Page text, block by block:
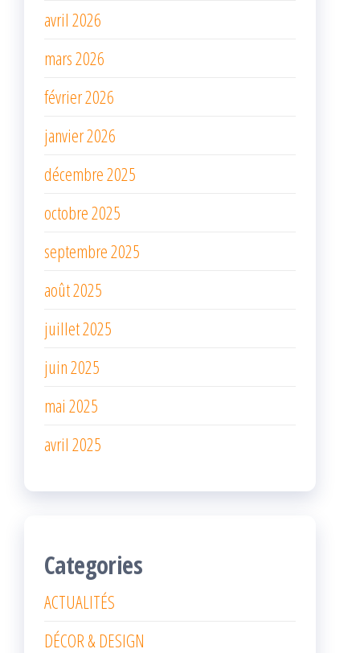
avril 2026
mars 2026
février 2026
janvier 2026
décembre 2025
octobre 2025
septembre 2025
août 2025
juillet 2025
juin 2025
mai 2025
avril 2025
Categories
ACTUALITÉS
DÉCOR & DESIGN